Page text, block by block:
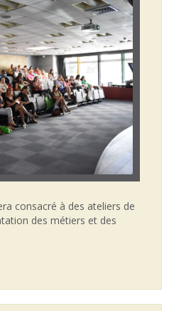
à des ateliers de
des métiers et des